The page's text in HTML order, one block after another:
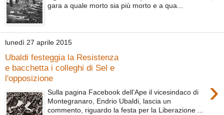
gara a quale morto sia più morto e a qua...
lunedì 27 aprile 2015
Ubaldi festeggia la Resistenza
e bacchetta i colleghi di Sel e
l'opposizione
›
Sulla pagina Facebook dell’Ape il vicesindaco di
Montegranaro, Endrio Ubaldi, lascia un
commento, riguardo la festa per la Liberazione ...